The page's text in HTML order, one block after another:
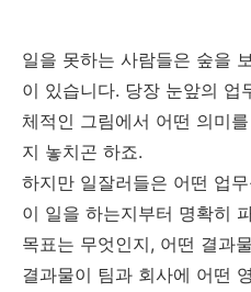
일을 못하는 사람들은 숲을
이 있습니다. 당장 눈앞의 업
체적인 그림에서 어떤 의미
지 놓치곤 하죠.
하지만 일잘러들은 어떤 업
이 일을 하는지부터 명확히
목표는 무엇인지, 어떤 결과
결과물이 팀과 회사에 어떤